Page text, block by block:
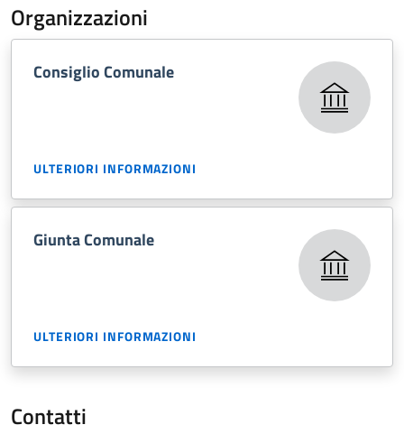
Organizzazioni
Consiglio Comunale
ULTERIORI INFORMAZIONI
Giunta Comunale
ULTERIORI INFORMAZIONI
Contatti